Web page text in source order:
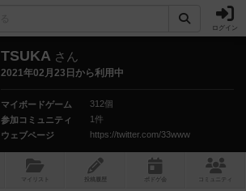
ログイン
TSUKA さん
2021年02月23日から利用中
マイボードゲーム
312個
参加コミュニティ
1件
ウェブページ
https://twitter.com/33www
マイリスト 投稿履歴 ボ ドゲ コミュニティ